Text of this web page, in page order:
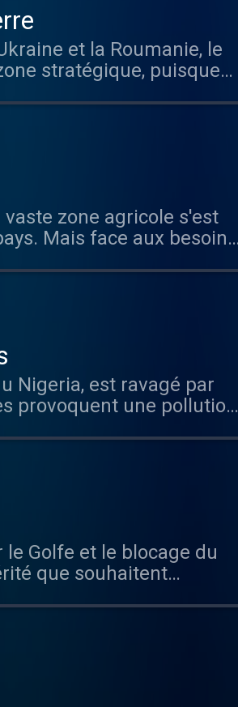
stratégique, puisque
de la production
Mais face aux besoins
les activités agricoles
provoquent une pollution
locale et
que souhaitent
à la rente des
ce